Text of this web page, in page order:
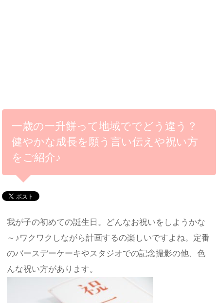
一歳の一升餅って地域ででどう違う？
健やかな成長を願う言い伝えや祝い方
をご紹介♪
我が子の初めての誕生日。どんなお祝いをしようかな
～♪ワクワクしながら計画するの楽しいですよね。定番
のバースデーケーキやスタジオでの記念撮影の他、色
んな祝い方があります。